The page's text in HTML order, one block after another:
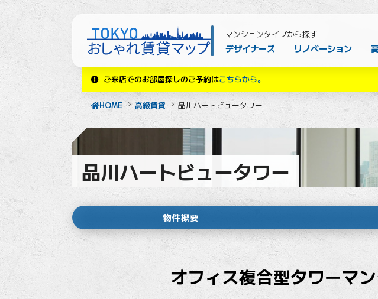
マンションタイプから探す
デザイナーズ リノベーション
ご来店でのお部屋探しのご予約はこちらから。
HOME 高級賃貸 品川ハートビュータワー
品川ハートビュータワー
物件概要
オフィス複合型タワーマ